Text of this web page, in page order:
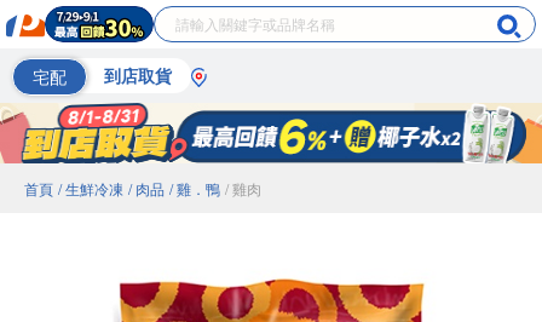
宅配 到店取貨
首頁 / 生鮮冷凍 / 肉品 / 雞．鴨 / 雞肉